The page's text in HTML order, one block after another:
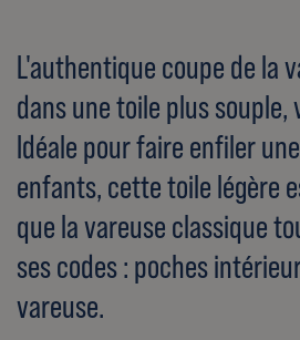
L'authentique coupe de la
dans une toile plus souple,
Idéale pour faire enfiler
enfants, cette toile légère
que la vareuse classique
ses codes : poches
vareuse.